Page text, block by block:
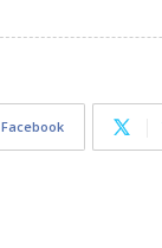
Facebook